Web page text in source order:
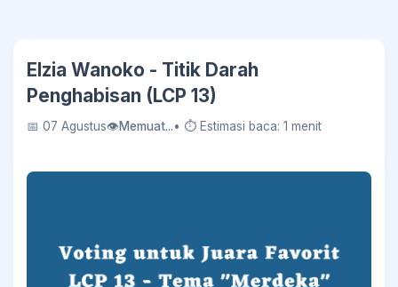
Elzia Wanoko - Titik Darah
Penghabisan (LCP 13)
📅 07 Agustus👁Memuat...• ⏱ Estimasi baca: 1 menit